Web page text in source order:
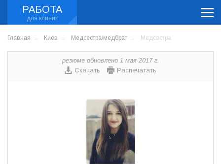
РАБОТА
Главная Киев Медсестра/медбрат Медсестра
резюме обновлено 1 мая 2017 г.
Скачать
Распечатать